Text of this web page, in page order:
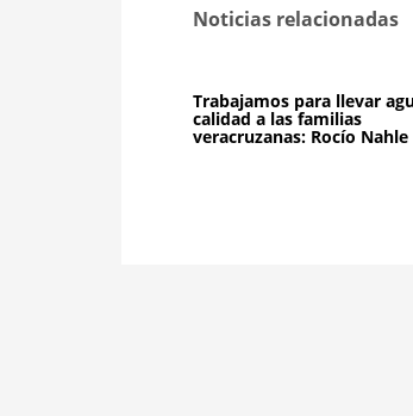
Noticias relacionadas
Trabajamos para llevar
calidad a las familias
veracruzanas: Rocío Nahle